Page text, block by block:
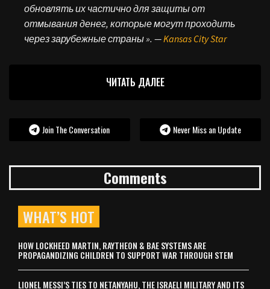
обновлять их частично для защиты от
отмывания денег, которые могут проходить
через зарубежные страны ». —Kansas City Star
ЧИТАТЬ ДАЛЕЕ
Join The Conversation Never Miss an Update
Comments
WHAT’S HOT
HOW LOCKHEED MARTIN, RAYTHEON & BAE SYSTEMS ARE
PROPAGANDIZING CHILDREN TO SUPPORT WAR THROUGH STEM
LIONEL MESSI’S TIES TO NETANYAHU, THE ISRAELI MILITARY AND ITS